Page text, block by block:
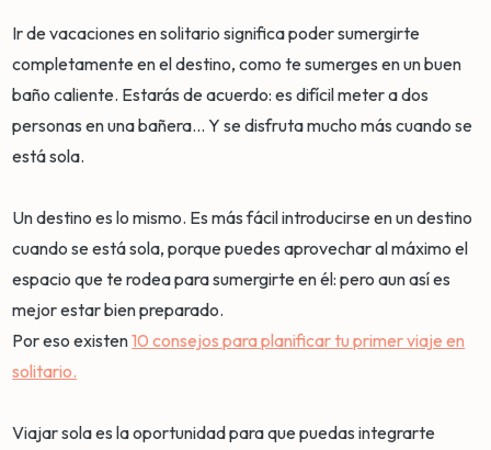
Ir de vacaciones en solitario significa poder sumergirte
completamente en el destino, como te sumerges en un buen
baño caliente. Estarás de acuerdo: es difícil meter a dos
personas en una bañera... Y se disfruta mucho más cuando se
está sola.
Un destino es lo mismo. Es más fácil introducirse en un destino
cuando se está sola, porque puedes aprovechar al máximo el
espacio que te rodea para sumergirte en él: pero aun así es
mejor estar bien preparado.
Por eso existen10 consejos para planificar tu primer viaje en
solitario.
Viajar sola es la oportunidad para que puedas integrarte